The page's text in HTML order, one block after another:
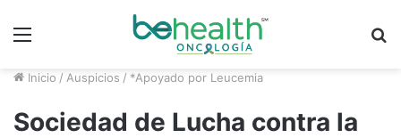
Menú
Inicio / Auspicios / *Apoyado por Leucemia
Sociedad de Lucha contra la